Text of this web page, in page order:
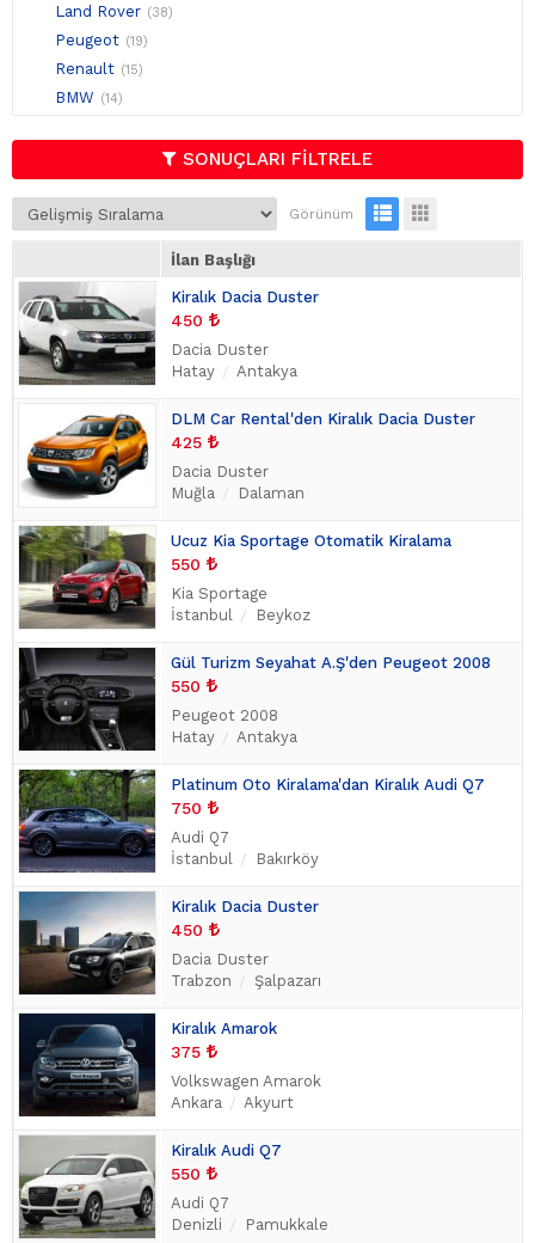
Land Rover (38)
Peugeot (19)
Renault (15)
BMW (14)
Audi (9)
Mitsubishi (9)
Volkswagen
Chevrolet (5)
Honda (4)
Mini (4)
Opel (4)
Jeep (3)
Toyota (3)
Mercedes - Benz (2)
SsangYong
Jaguar (1)
Volvo (1)
SONUÇLARI FİLTRELE
Görünüm
İlan Başlığı
Kiralık Dacia Duster
450
Dacia Duster
Hatay
Antakya
DLM Car Rental'den Kiralık Dacia Duster
425
Dacia Duster
Muğla
Dalaman
Ucuz Kia Sportage Otomatik Kiralama
550
Kia Sportage
İstanbul
Beykoz
Gül Turizm Seyahat A.Ş'den Peugeot 2008
550
Peugeot 2008
Hatay
Antakya
Platinum Oto Kiralama'dan Kiralık Audi Q7
750
Audi Q7
İstanbul
Bakırköy
Kiralık Dacia Duster
450
Dacia Duster
Trabzon
Şalpazarı
Kiralık Amarok
375
Volkswagen Amarok
Ankara
Akyurt
Kiralık Audi Q7
550
Audi Q7
Denizli
Pamukkale